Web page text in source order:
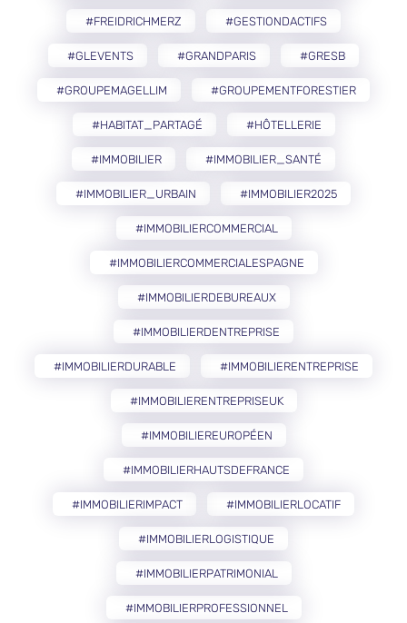
#FREIDRICHMERZ #GESTIONDACTIFS
#GLEVENTS #GRANDPARIS #GRESB
#GROUPEMAGELLIM #GROUPEMENTFORESTIER
#HABITAT_PARTAGÉ #HÔTELLERIE
#IMMOBILIER #IMMOBILIER_SANTÉ
#IMMOBILIER_URBAIN #IMMOBILIER2025
#IMMOBILIERCOMMERCIAL
#IMMOBILIERCOMMERCIALESPAGNE
#IMMOBILIERDEBUREAUX
#IMMOBILIERDENTREPRISE
#IMMOBILIERDURABLE #IMMOBILIERENTREPRISE
#IMMOBILIERENTREPRISEUK
#IMMOBILIEREUROPÉEN
#IMMOBILIERHAUTSDEFRANCE
#IMMOBILIERIMPACT #IMMOBILIERLOCATIF
#IMMOBILIERLOGISTIQUE
#IMMOBILIERPATRIMONIAL
#IMMOBILIERPROFESSIONNEL